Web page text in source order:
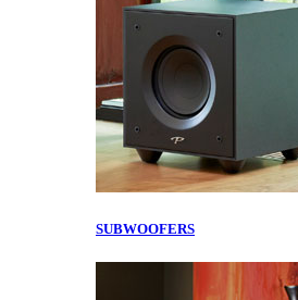
SUBWOOFERS